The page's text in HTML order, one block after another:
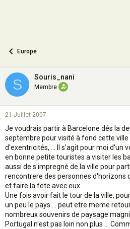
Europe
S Souris_nani
Membre
21 Juillet 2007
Je voudrais partir à Barcelone dés la
septembre pour visité à fond cette
d'exentricités, ... Il s'agit pour moi d'un
en bonne petite touristes a visiter les
aussi de s'impregné de la ville pour
rencontrere des personnes d'horizons
et faire la fete avec eux.
Une fois avoir fait le tour de la ville,
un peu le pays ... peut etre meme
nombreux souvenirs de paysage
Portugal n'est pas loin non plus ...